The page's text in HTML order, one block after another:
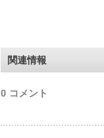
関連情報
0 コメント